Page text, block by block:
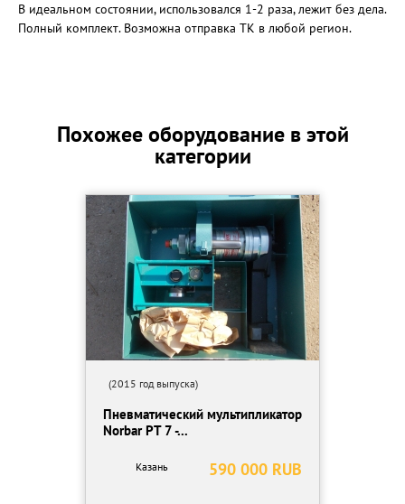
В идеальном состоянии, использовался 1-2 раза, лежит без дела.
Полный комплект. Возможна отправка ТК в любой регион.
Похожее оборудование в этой
категории
(2015 год выпуска)
Пневматический мультипликатор
Norbar PT 7 -...
590 000 RUB
Казань